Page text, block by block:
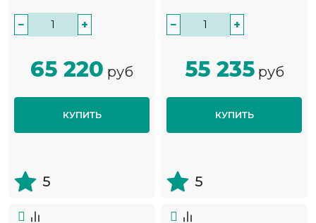
− +
65 220 руб
КУПИТЬ
5
− +
55 235руб
КУПИТЬ
5